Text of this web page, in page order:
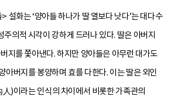
설화는 ‘양아들 하나가 딸 열보다 낫다’는 대다수
주의적 시각이 강하게 드러나 있다. 딸은 아버지
지를 쫓아낸다. 하지만 양아들은 아무런 대가도
아버지를 봉양하며 효를 다한다. 이는 딸은 외인
)이라는 인식의 차이에서 비롯한 가족관의